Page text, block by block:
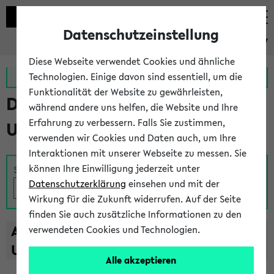
eKVV
Zur MeineUni App Zum MeineUni Portal
Das Lehrangebot der
Universität Bielefeld
Suche
A B C D E F G H I J K L M N O
U
V W X Y
Z
Datenschutzeinstellung
Diese Webseite verwendet Cookies und ähnliche
Technologien. Einige davon sind essentiell, um die
Funktionalität der Website zu gewährleisten,
während andere uns helfen, die Website und Ihre
Erfahrung zu verbessern. Falls Sie zustimmen,
verwenden wir Cookies und Daten auch, um Ihre
Interaktionen mit unserer Webseite zu messen. Sie
können Ihre Einwilligung jederzeit unter
Datenschutzerklärung einsehen und mit der
Wirkung für die Zukunft widerrufen. Auf der Seite
finden Sie auch zusätzliche Informationen zu den
verwendeten Cookies und Technologien.
Alle akzeptieren